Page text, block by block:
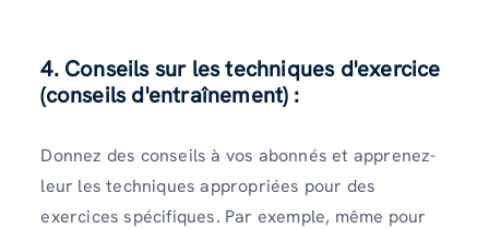
4. Conseils sur les techniques d'exercice
(conseils d'entraînement) :
Donnez des conseils à vos abonnés et apprenez-
leur les techniques appropriées pour des
exercices spécifiques. Par exemple, même pour